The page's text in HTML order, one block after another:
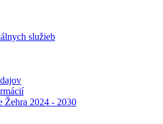
služieb
Žehra 2024 - 2030